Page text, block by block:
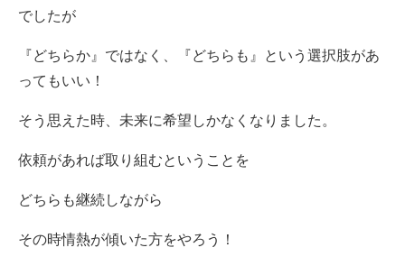
でしたが
『どちらか』ではなく、『どちらも』という選択肢があ
ってもいい！
そう思えた時、未来に希望しかなくなりました。
依頼があれば取り組むということを
どちらも継続しながら
その時情熱が傾いた方をやろう！